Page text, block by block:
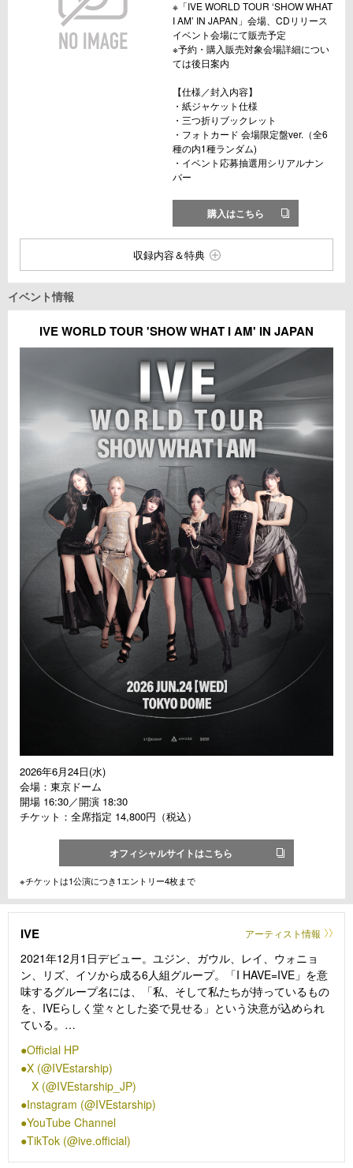
※「IVE WORLD TOUR ‘SHOW WHAT
I AM’ IN JAPAN」会場、CDリリース
イベント会場にて販売予定
※予約・購入販売対象会場詳細につい
ては後日案内
【仕様／封入内容】
・紙ジャケット仕様
・三つ折りブックレット
・フォトカード 会場限定盤ver.（全6
種の内1種ランダム)
・イベント応募抽選用シリアルナン
バー
購入はこちら
収録内容＆特典
イベント情報
IVE WORLD TOUR 'SHOW WHAT I AM' IN JAPAN
2026年6月24日(水)
会場：東京ドーム
開場 16:30／開演 18:30
チケット：全席指定 14,800円（税込）
オフィシャルサイトはこちら
※チケットは1公演につき1エントリー4枚まで
IVE アーティスト情報
2021年12月1日デビュー。ユジン、ガウル、レイ、ウォニョ
ン、リズ、イソから成る6人組グループ。「I HAVE=IVE」を意
味するグループ名には、「私、そして私たちが持っているもの
を、IVEらしく堂々とした姿で見せる」という決意が込められ
ている。
IVEはデビュー以降、3曲のタイトル曲で ‘音楽番組通算37冠
王’を達成、音楽授賞式「MELON MUSIC AWARDS 2022」
「2022 MAMA AWARDS」「2022 Asia Artist Awards In
JAPAN」などでは新人賞を総なめにし、2023年1月にタイで開
催された韓国の音楽賞で最も歴史のある「第37回ゴールデンデ
ィスクアワード with TikTok」では史上初の新人賞と本賞、大
Official HP
X (@IVEstarship)
X (@IVEstarship_JP)
Instagram (@IVEstarship)
YouTube Channel
TikTok (@ive.official)